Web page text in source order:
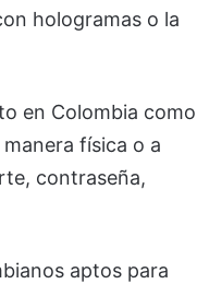
hologramas o la
en Colombia como
física o a
contraseña,
aptos para